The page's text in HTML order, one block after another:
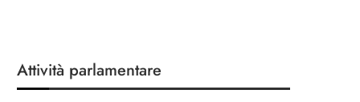
Attività parlamentare